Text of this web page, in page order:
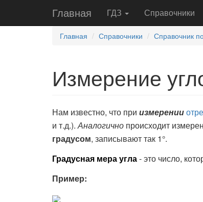
Главная ГДЗ Справочники
Главная Справочники Справочник
Измерение
Нам известно, что при измерении
и т.д.).Аналогично происходит
градусом, записывают так 1°.
Градусная мера угла- это число,
Пример: